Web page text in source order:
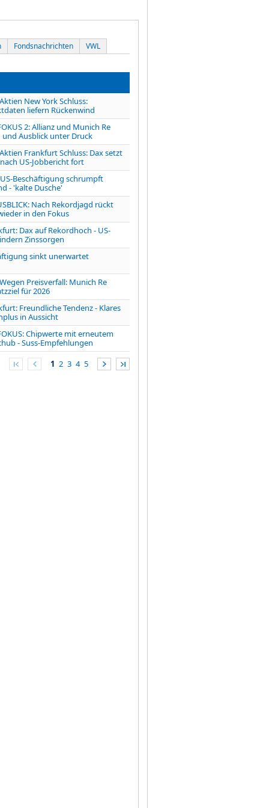
Fondsnachrichten VWL
New York Schluss:
liefern Rückenwind
2: Allianz und Munich Re
und Ausblick unter Druck
Frankfurt Schluss: Dax setzt
US-Jobbericht fort
Beschäftigung schrumpft
- 'kalte Dusche'
Nach Rekordjagd rückt
in den Fokus
Dax auf Rekordhoch - US-
Zinssorgen
sinkt unerwartet
Preisverfall: Munich Re
für 2026
Freundliche Tendenz - Klares
in Aussicht
Chipwerte mit erneutem
- Suss-Empfehlungen
1 2 3 4 5